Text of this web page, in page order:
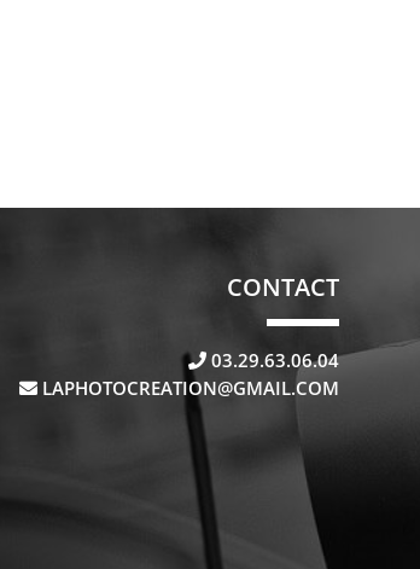
CONTACT
03.29.63.06.04
LAPHOTOCREATION@GMAIL.COM